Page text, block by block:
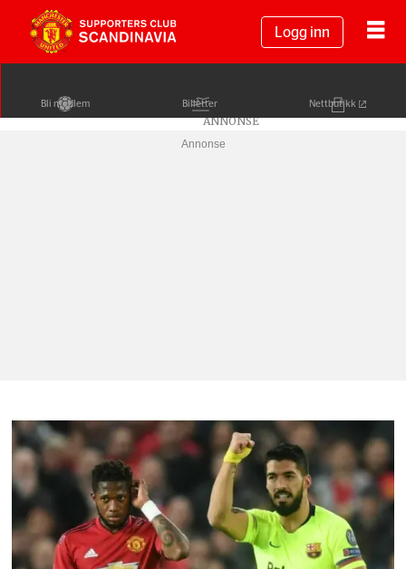
Logg inn
Bli medlem Billetter Nettbutikk
Annonse